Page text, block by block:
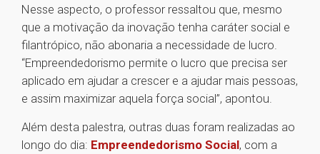
Nesse aspecto, o professor ressaltou que, mesmo
que a motivação da inovação tenha caráter social e
filantrópico, não abonaria a necessidade de lucro.
“Empreendedorismo permite o lucro que precisa ser
aplicado em ajudar a crescer e a ajudar mais pessoas,
e assim maximizar aquela força social”, apontou.
Além desta palestra, outras duas foram realizadas ao
longo do dia: Empreendedorismo Social, com a